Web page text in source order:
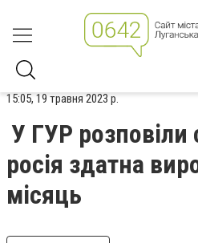
15:05, 19 травня 2023 р.
У ГУР розповіли
росія здатна
місяць